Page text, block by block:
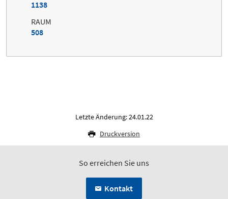
1138
RAUM
508
Letzte Änderung: 24.01.22
Druckversion
So erreichen Sie uns
Kontakt